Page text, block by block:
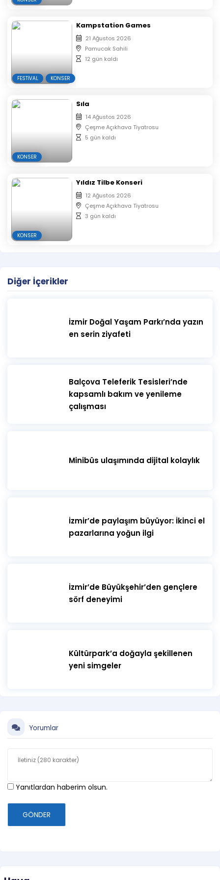
FESTIVAL KONSER
Kampstation Games
21 Ağustos 2026
Pamucak Sahili
12 gün kaldı
KONSER
Sıla
14 Ağustos 2026
Çeşme Açıkhava Tiyatrosu
5 gün kaldı
KONSER
Yıldız Tilbe Konseri
12 Ağustos 2026
Çeşme Açıkhava Tiyatrosu
3 gün kaldı
Diğer İçerikler
İzmir Doğal Yaşam Parkı’nda yazın
en serin ziyafeti
​Balçova Teleferik Tesisleri’nde
kapsamlı bakım ve yenileme
çalışması
Minibüs ulaşımında dijital kolaylık
İzmir’de paylaşım büyüyor: İkinci el
pazarlarına yoğun ilgi
İzmir’de Büyükşehir’den gençlere
sörf deneyimi
Kültürpark’a doğayla şekillenen
yeni simgeler
Yorumlar
Yanıtlardan haberim olsun.
GÖNDER